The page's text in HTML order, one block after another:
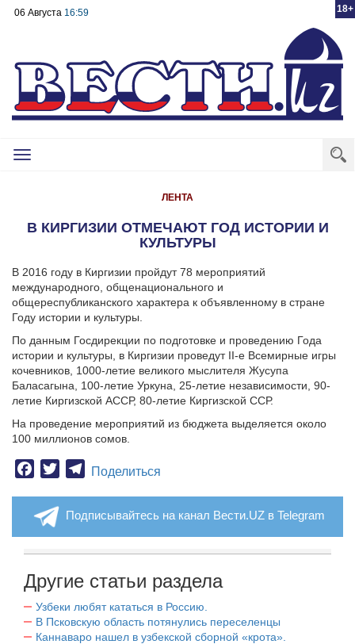
18+
06 Августа 16:59
Toggle
ЛЕНТА
В КИРГИЗИИ ОТМЕЧАЮТ ГОД ИСТОРИИ И
КУЛЬТУРЫ
В 2016 году в Киргизии пройдут 78 мероприятий
международного, общенационального и
общереспубликанского характера к объявленному в стране
Году истории и культуры.
По данным Госдирекции по подготовке и проведению Года
истории и культуры, в Киргизии проведут II-е Всемирные игры
кочевников, 1000-летие великого мыслителя Жусупа
Баласагына, 100-летие Уркуна, 25-летие независимости, 90-
летие Киргизской АССР, 80-летие Киргизской ССР.
На проведение мероприятий из бюджета выделяется около
100 миллионов сомов.
Facebook
TwitterTelegram
Поделиться
Подписывайтесь на канал Вести.UZ в Telegram
Другие статьи раздела
Узбеки любят кататься в Россию.
В Псковскую область потянулись переселенцы
Каннаваро нашел в узбекской сборной «крота».